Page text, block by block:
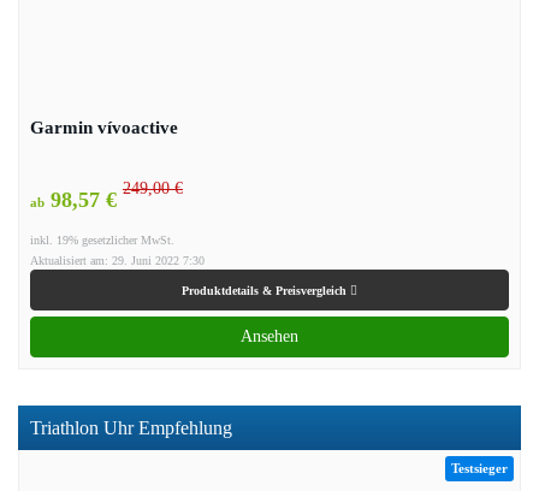
Garmin vívoactive
ab 98,57 € 249,00 €
inkl. 19% gesetzlicher MwSt.
Aktualisiert am: 29. Juni 2022 7:30
Produktdetails & Preisvergleich
Ansehen
Triathlon Uhr Empfehlung
Testsieger